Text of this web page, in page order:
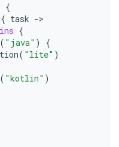
{
{ task ->
{
( "java" )
{
( "lite" )
( "kotlin" )